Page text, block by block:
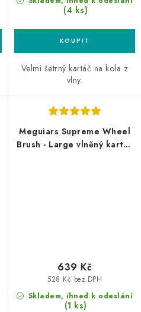
(4 ks)
Velmi šetrný kartáč na kola z
vlny.
Meguiars Supreme Wheel
Brush - Large vlněný kartáč
Skladem, ihned k odeslání
(1 ks)
528 Kč bez DPH
639 Kč